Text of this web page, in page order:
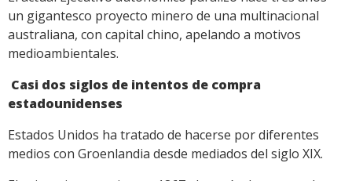
un gigantesco proyecto minero de una multinacional
australiana, con capital chino, apelando a motivos
medioambientales.
Casi dos siglos de intentos de compra
estadounidenses
Estados Unidos ha tratado de hacerse por diferentes
medios con Groenlandia desde mediados del siglo XIX.